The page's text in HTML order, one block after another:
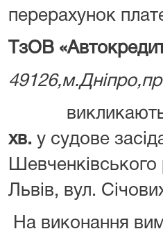
перерахунок
ТзОВ
хв. у судове
Львів, вул.
На виконання